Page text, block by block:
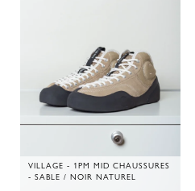
VILLAGE - 1PM MID CHAUSSURES
- SABLE / NOIR NATUREL